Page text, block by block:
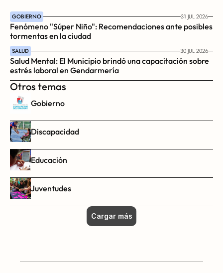
GOBIERNO 31 JUL 2026
Fenómeno "Súper Niño": Recomendaciones ante posibles
tormentas en la ciudad
SALUD 30 JUL 2026
Salud Mental: El Municipio brindó una capacitación sobre
estrés laboral en Gendarmería
Otros temas
Gobierno
Discapacidad
Educación
Juventudes
Cargar más